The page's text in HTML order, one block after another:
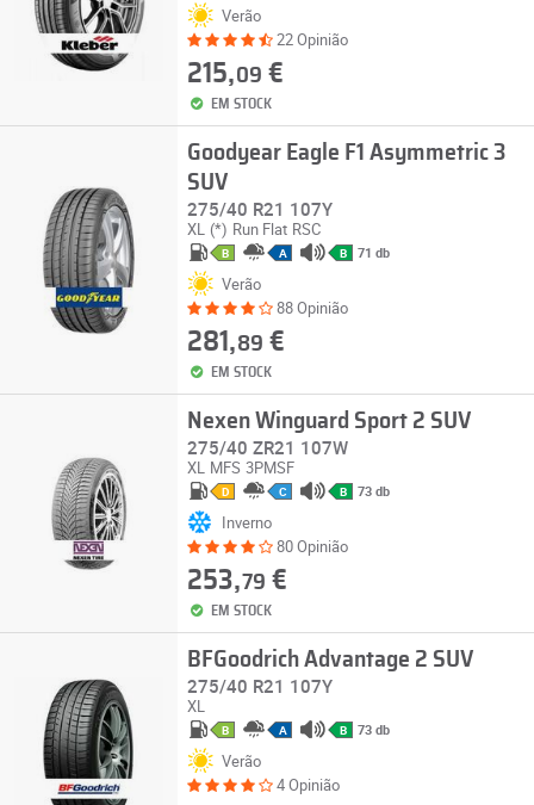
Verão
22 Opinião
215,09 €
EM STOCK
Goodyear Eagle F1 Asymmetric 3
SUV
275/40 R21 107Y
XL (*) Run Flat RSC
B A B 71 db
Verão
88 Opinião
281,89 €
EM STOCK
Nexen Winguard Sport 2 SUV
275/40 ZR21 107W
XL MFS 3PMSF
D C B 73 db
Inverno
80 Opinião
253,79 €
EM STOCK
BFGoodrich Advantage 2 SUV
275/40 R21 107Y
XL
B A B 73 db
Verão
4 Opinião